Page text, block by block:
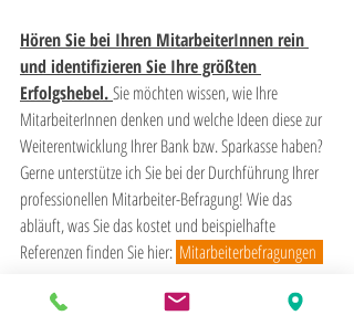
Hören Sie bei Ihren MitarbeiterInnen rein
und identifizieren Sie Ihre größten
Erfolgshebel. Sie möchten wissen, wie Ihre
MitarbeiterInnen denken und welche Ideen diese zur
Weiterentwicklung Ihrer Bank bzw. Sparkasse haben?
Gerne unterstütze ich Sie bei der Durchführung Ihrer
professionellen Mitarbeiter-Befragung! Wie das
abläuft, was Sie das kostet und beispielhafte
Referenzen finden Sie hier: Mitarbeiterbefragungen